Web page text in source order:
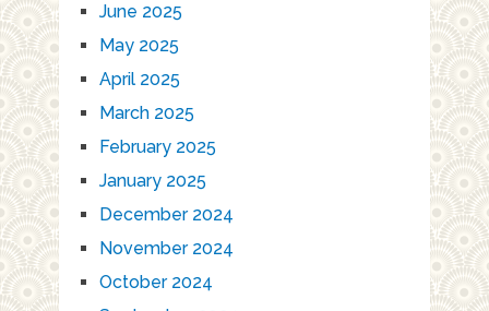
June 2025
May 2025
April 2025
March 2025
February 2025
January 2025
December 2024
November 2024
October 2024